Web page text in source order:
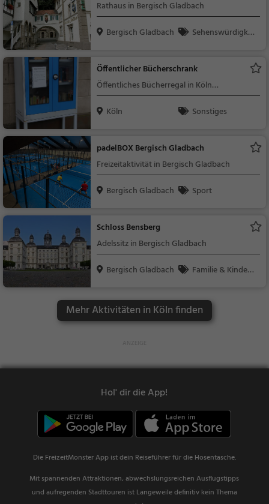
Rathaus in Bergisch Gladbach
Bergisch Gladbach
Sehenswürdigkei
Öffentlicher Bücherschrank
Öffentliches Bücherregal in Köln
(Höhenhaus)
Köln
Sonstiges
padelBOX Bergisch Gladbach
Freizeitaktivität in Bergisch Gladbach
Bergisch Gladbach
Sport
Schloss Bensberg
Adelssitz in Bergisch Gladbach
Bergisch Gladbach
Familie & Kinder,
Mehr Aktivitäten in Köln finden
Hol' dir die App!
Die FreizeitMonster App ist dein Reiseführer für die Hosentasche.
Mit spannenden Attraktionen, abwechslungsreichen Ausflugstipps
und aufregenden Stadttouren ist Langeweile definitiv kein Thema